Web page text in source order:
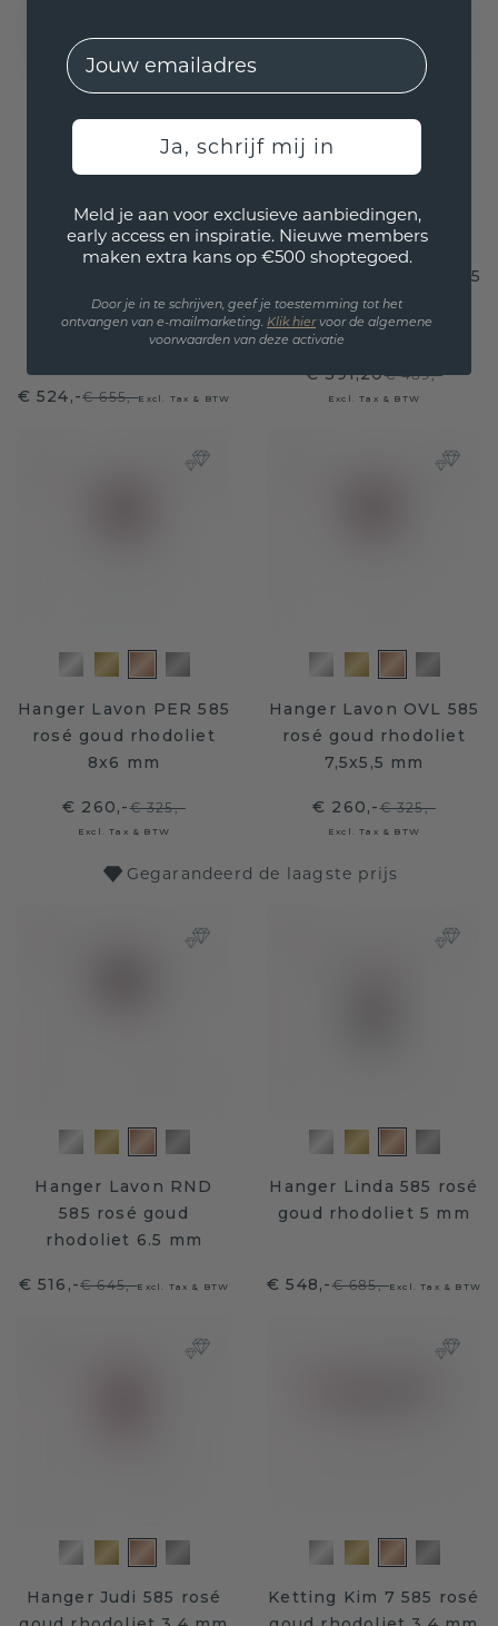
585 rosé goud
rhodoliet 7x5 mm
€ 524,-€ 655,-Excl. Tax & BTW
Hanger Lavon EME 585
rosé goud rhodoliet
8x6 mm
€ 391,20€ 489,-
Excl. Tax & BTW
Hanger Lavon PER 585
rosé goud rhodoliet
8x6 mm
€ 260,-€ 325,-
Excl. Tax & BTW
Hanger Lavon OVL 585
rosé goud rhodoliet
7,5x5,5 mm
€ 260,-€ 325,-
Excl. Tax & BTW
Gegarandeerd de laagste prijs
Hanger Lavon RND
585 rosé goud
rhodoliet 6.5 mm
€ 516,-€ 645,-Excl. Tax & BTW
Hanger Linda 585 rosé
goud rhodoliet 5 mm
€ 548,-€ 685,-Excl. Tax & BTW
Hanger Judi 585 rosé
Ketting Kim 7 585 rosé
EMail
Ja, schrijf mij in
Meld je aan voor exclusieve aanbiedingen,
early access en inspiratie. Nieuwe members
maken extra kans op €500 shoptegoed.
Door je in te schrijven, geef je toestemming tot het
ontvangen van e-mailmarketing. Klik hiervoor de algemene
voorwaarden van deze activatie